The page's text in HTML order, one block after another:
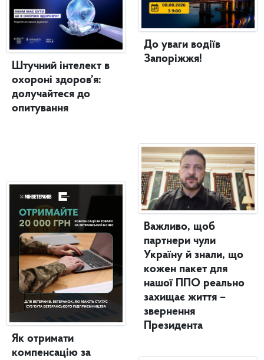
Штучний інтелект в
охороні здоров’я:
долучайтеся до
опитування
Як отримати
компенсацію за
До уваги водіїв
Запоріжжя!
Важливо, щоб
партнери чули
Україну й знали, що
кожен пакет для
нашої ППО реально
захищає життя –
звернення
Президента